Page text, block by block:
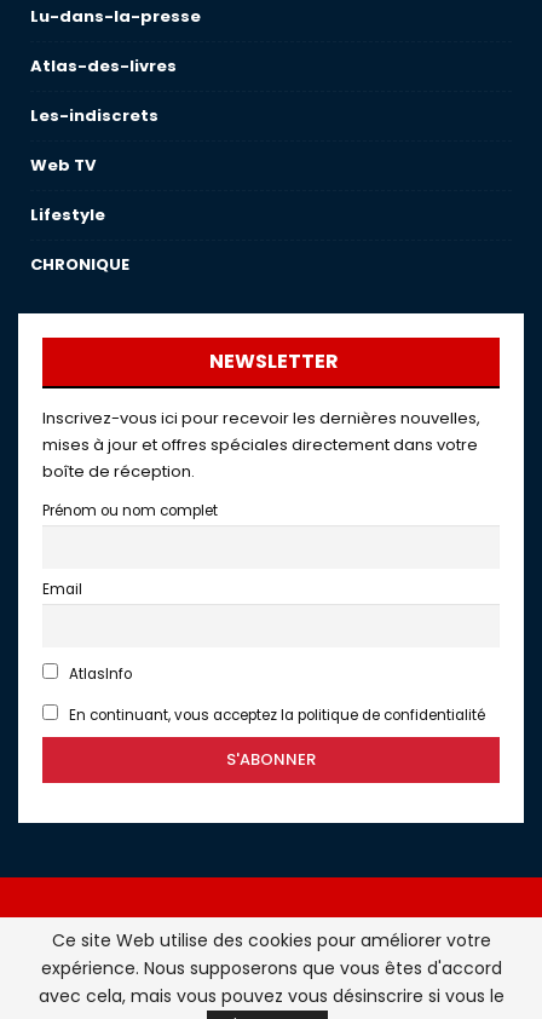
Lu-dans-la-presse
Atlas-des-livres
Les-indiscrets
Web TV
Lifestyle
CHRONIQUE
NEWSLETTER
Inscrivez-vous ici pour recevoir les dernières nouvelles,
mises à jour et offres spéciales directement dans votre
boîte de réception.
Prénom ou nom complet
Email
AtlasInfo
En continuant, vous acceptez la politique de confidentialité
Atlasinfo.fr : l'essentiel de l'actualité de la France et du
Maghreb © Tous Droits Réservés - Atlasinfo- 2026
Ce site Web utilise des cookies pour améliorer votre
expérience. Nous supposerons que vous êtes d'accord
avec cela, mais vous pouvez vous désinscrire si vous le